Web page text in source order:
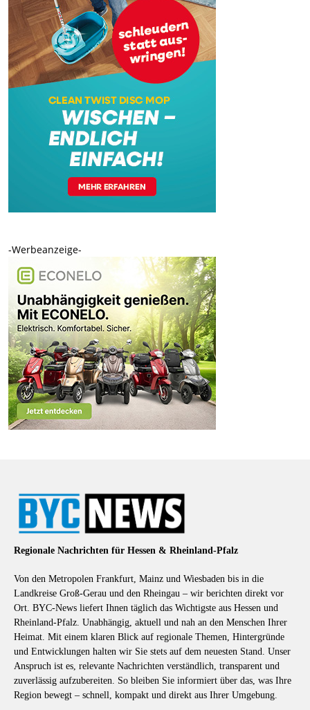
-Werbeanzeige-
Regionale Nachrichten für Hessen & Rheinland-Pfalz
Von den Metropolen Frankfurt, Mainz und Wiesbaden bis in die
Landkreise Groß-Gerau und den Rheingau – wir berichten direkt vor
Ort. BYC-News liefert Ihnen täglich das Wichtigste aus Hessen und
Rheinland-Pfalz. Unabhängig, aktuell und nah an den Menschen Ihrer
Heimat. Mit einem klaren Blick auf regionale Themen, Hintergründe
und Entwicklungen halten wir Sie stets auf dem neuesten Stand. Unser
Anspruch ist es, relevante Nachrichten verständlich, transparent und
zuverlässig aufzubereiten. So bleiben Sie informiert über das, was Ihre
Region bewegt – schnell, kompakt und direkt aus Ihrer Umgebung.